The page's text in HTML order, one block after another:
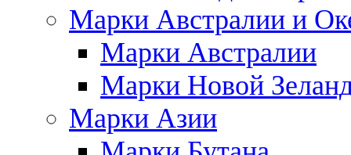
Марки Австралии и
Марки Австралии
Марки Новой
Марки Азии